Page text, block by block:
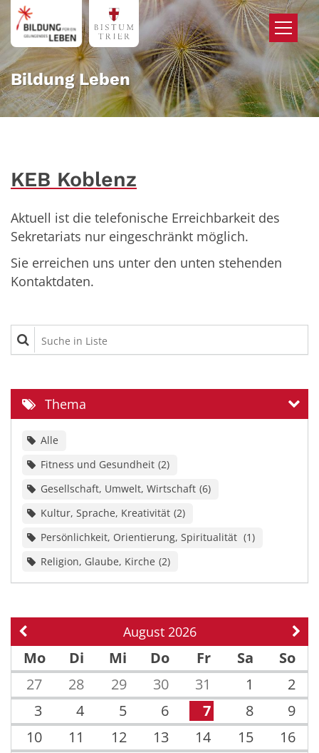
Zum Inhalt springen
Bildung Leben
KEB Koblenz
Aktuell ist die telefonische Erreichbarkeit des
Sekretariats nur eingeschränkt möglich.
Sie erreichen uns unter den unten stehenden
Kontaktdaten.
Suche in Liste
Thema
Alle
Fitness und Gesundheit 2
Gesellschaft, Umwelt, Wirtschaft 6
Kultur, Sprache, Kreativität 2
Persönlichkeit, Orientierung, Spiritualität
1
Religion, Glaube, Kirche 2
Vorherige Seite August 2026
Mo
Di Mi Do Fr Sa
So
27
28 29 30 31 1
2
3
4 5 6 7 8
9
10
11 12 13 14 15
16